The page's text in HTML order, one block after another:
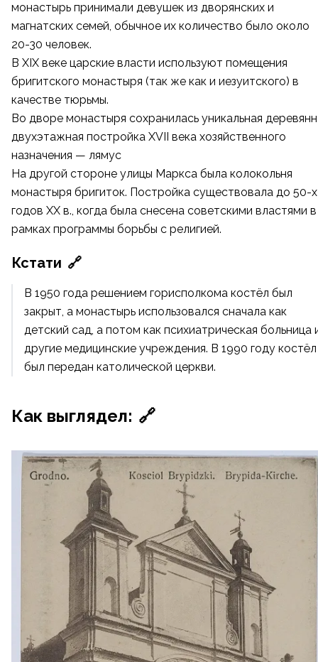
монастырь принимали девушек из дворянских и
магнатских семей, обычное их количество было около
20-30 человек.
В XIX веке царские власти используют помещения
бригитского монастыря (так же как и иезуитского) в
качестве тюрьмы.
Во дворе монастыря сохранилась уникальная
двухэтажная постройка XVII века хозяйственного
назначения — лямус
На другой стороне улицы Маркса была колокольня
монастыря бригиток. Постройка существовала до 50-х
годов XX в., когда была снесена советскими властями в
рамках программы борьбы с религией.
Кстати 🔗
В 1950 года решением горисполкома костёл был
закрыт, а монастырь использовался сначала как
детский сад, а потом как психиатрическая больница
другие медицинские учреждения. В 1990 году костёл
был передан католической церкви.
Как выглядел: 🔗